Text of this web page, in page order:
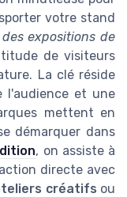
votre stand
expositions de
de visiteurs
La clé réside
l'audience et une
mettent en
démarquer dans
, on assiste à
directe avec
créatifs ou